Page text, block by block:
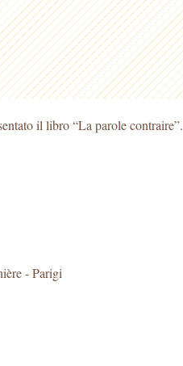
il libro “La parole contraire”.
-Parigi